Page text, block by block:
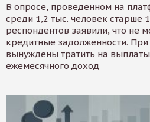
В опросе, проведенном на
среди 1,2 тыс. человек старше
респондентов заявили, что не
кредитные задолженности.
вынуждены тратить на
ежемесячного доход